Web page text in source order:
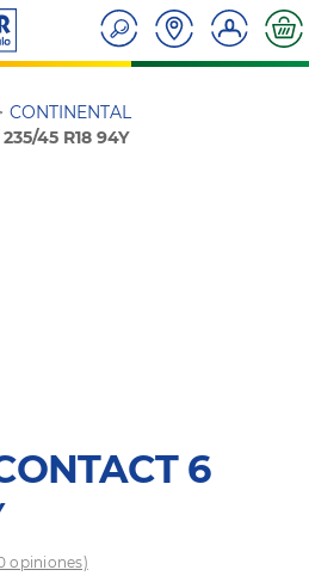
CONTINENTAL
235/45 R18 94Y
6
opiniones)